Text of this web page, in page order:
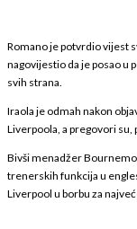
Romano je potvrdio vijest
nagovijestio da je posao u
svih strana.
Iraola je odmah nakon
Liverpoola, a pregovori
Bivši menadžer
trenerskih funkcija u
Liverpool u borbu za